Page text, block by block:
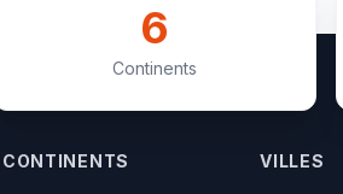
6
Continents
CONTINENTS VILLES